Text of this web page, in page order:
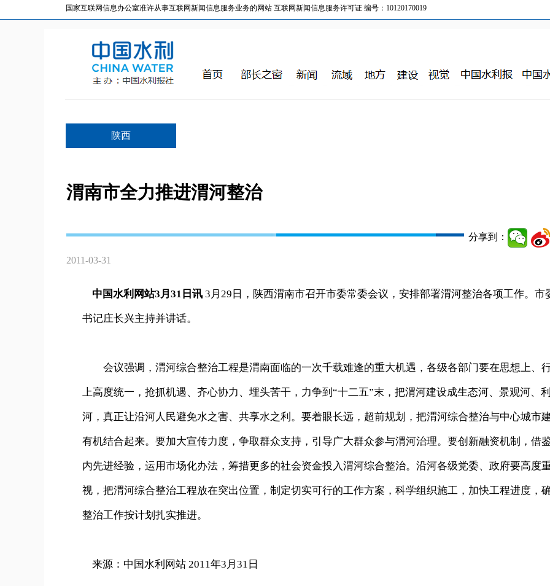
国家互联网信息办公室准许从事互联网新闻信息服务业务的网站 互联网新闻信息服务许可证 编号：10120170019
陕西
渭南市全力推进渭河整治
分享到：
2011-03-31
中国水利网站3月31日讯 3月29日，陕西渭南市召开市委常委会议，安排部署渭河整治各项工作。市
书记庄长兴主持并讲话。
会议强调，渭河综合整治工程是渭南面临的一次千载难逢的重大机遇，各级各部门要在思想上、
上高度统一，抢抓机遇、齐心协力、埋头苦干，力争到“十二五”末，把渭河建设成生态河、景观河、
河，真正让沿河人民避免水之害、共享水之利。要着眼长远，超前规划，把渭河综合整治与中心城市
有机结合起来。要加大宣传力度，争取群众支持，引导广大群众参与渭河治理。要创新融资机制，借
内先进经验，运用市场化办法，筹措更多的社会资金投入渭河综合整治。沿河各级党委、政府要高度
视，把渭河综合整治工程放在突出位置，制定切实可行的工作方案，科学组织施工，加快工程进度，
整治工作按计划扎实推进。
来源：中国水利网站 2011年3月31日